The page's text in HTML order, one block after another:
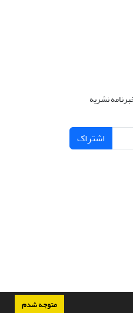
متوجه شدم
نشریه
اشتراک